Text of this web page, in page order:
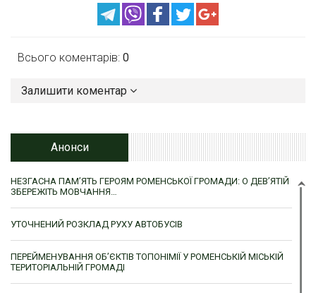
Всього коментарів: 0
Залишити коментар
Анонси
НЕЗГАСНА ПАМ’ЯТЬ ГЕРОЯМ РОМЕНСЬКОЇ ГРОМАДИ: О ДЕВ’ЯТІЙ
ЗБЕРЕЖІТЬ МОВЧАННЯ…
УТОЧНЕНИЙ РОЗКЛАД РУХУ АВТОБУСІВ
ПЕРЕЙМЕНУВАННЯ ОБ’ЄКТІВ ТОПОНІМІЇ У РОМЕНСЬКІЙ МІСЬКІЙ
ТЕРИТОРІАЛЬНІЙ ГРОМАДІ